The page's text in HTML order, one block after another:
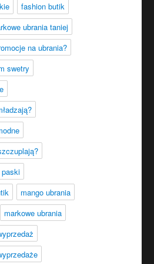
fashion butik
ubrania taniej
na ubrania?
swetry
mango ubrania
markowe ubrania